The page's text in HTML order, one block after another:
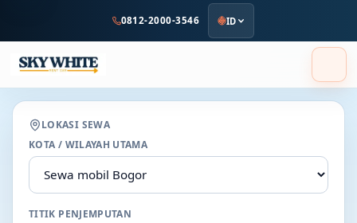
utama
0812-2000-3546 ID
LOKASI SEWA
KOTA / WILAYAH UTAMA
TITIK PENJEMPUTAN